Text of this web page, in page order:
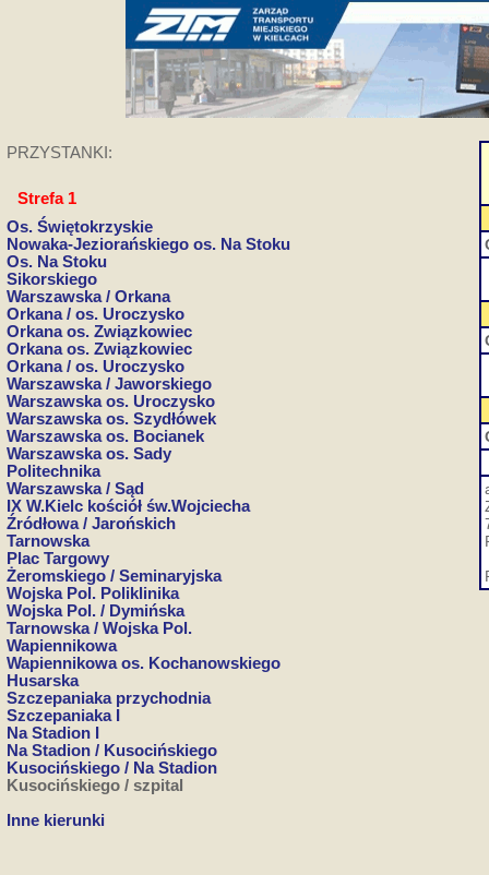
PRZYSTANKI:
Strefa 1
Os. Świętokrzyskie
Nowaka-Jeziorańskiego os. Na Stoku
Os. Na Stoku
Sikorskiego
Warszawska / Orkana
Orkana / os. Uroczysko
Orkana os. Związkowiec
Orkana os. Związkowiec
Orkana / os. Uroczysko
Warszawska / Jaworskiego
Warszawska os. Uroczysko
Warszawska os. Szydłówek
Warszawska os. Bocianek
Warszawska os. Sady
Politechnika
Warszawska / Sąd
IX W.Kielc kościół św.Wojciecha
Źródłowa / Jarońskich
Tarnowska
Plac Targowy
Żeromskiego / Seminaryjska
Wojska Pol. Poliklinika
Wojska Pol. / Dymińska
Tarnowska / Wojska Pol.
Wapiennikowa
Wapiennikowa os. Kochanowskiego
Husarska
Szczepaniaka przychodnia
Szczepaniaka I
Na Stadion I
Na Stadion / Kusocińskiego
Kusocińskiego / Na Stadion
Kusocińskiego / szpital
Inne kierunki